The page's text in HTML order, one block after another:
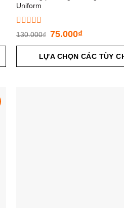
Uniform
Được
hạng
5
130.000₫ 75.000₫
LỰA CHỌN CÁC TÙY